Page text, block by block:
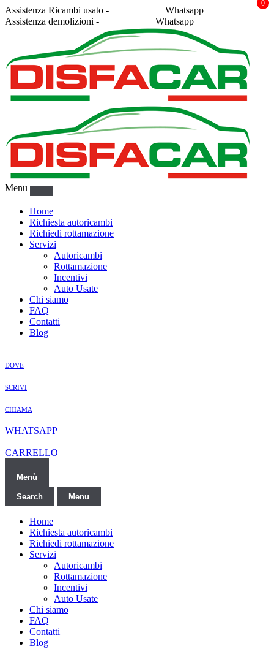
Assistenza Ricambi usato -
Whatsapp
Assistenza demolizioni -
Whatsapp
Menu
Home
Richiesta autoricambi
Richiedi rottamazione
Servizi
Autoricambi
Rottamazione
Incentivi
Auto Usate
Chi siamo
FAQ
Contatti
Blog
DOVE
SCRIVI
CHIAMA
WHATSAPP
0
CARRELLO
Menù
Search Menu
Home
Richiesta autoricambi
Richiedi rottamazione
Servizi
Autoricambi
Rottamazione
Incentivi
Auto Usate
Chi siamo
FAQ
Contatti
Blog